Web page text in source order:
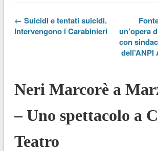
← Suicidi e tentati suicidi.
Intervengono i Carabinieri
un’opera
con
dell’ANPI
Neri Marcorè a
– Uno spettacolo a
Teatro